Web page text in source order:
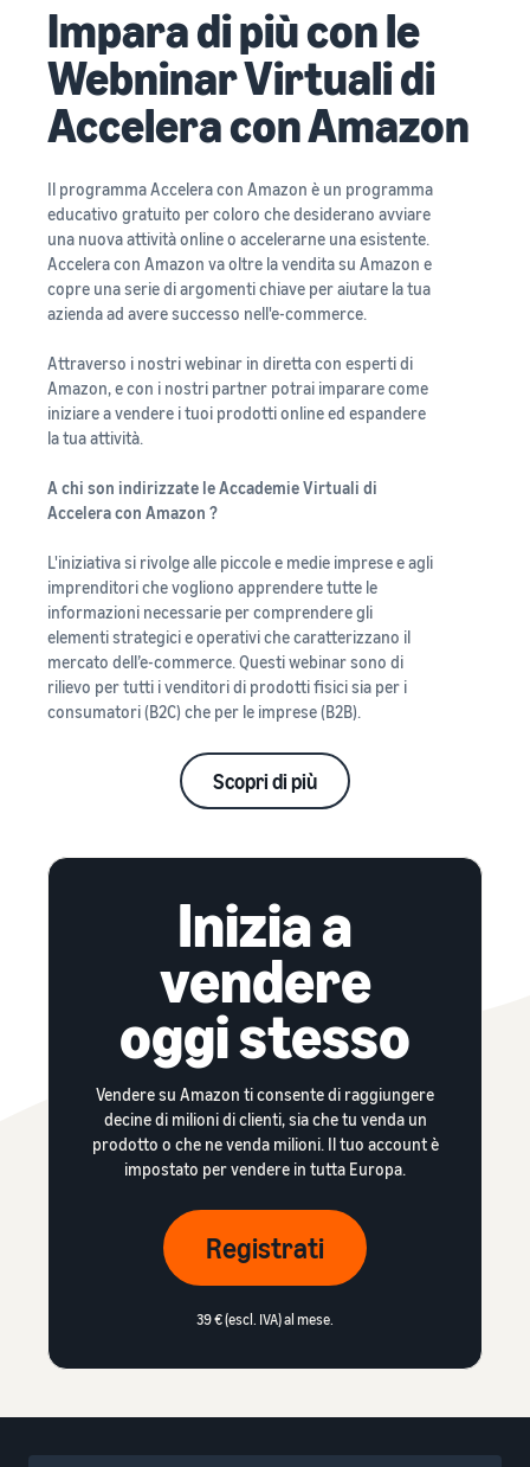
Impara di più con le
Webninar Virtuali di
Accelera con Amazon
Il programma Accelera con Amazon è un programma
educativo gratuito per coloro che desiderano avviare
una nuova attività online o accelerarne una esistente.
Accelera con Amazon va oltre la vendita su Amazon e
copre una serie di argomenti chiave per aiutare la tua
azienda ad avere successo nell'e-commerce.
Attraverso i nostri webinar in diretta con esperti di
Amazon, e con i nostri partner potrai imparare come
iniziare a vendere i tuoi prodotti online ed espandere
la tua attività.
A chi son indirizzate le Accademie Virtuali di
Accelera con Amazon ?
L'iniziativa si rivolge alle piccole e medie imprese e agli
imprenditori che vogliono apprendere tutte le
informazioni necessarie per comprendere gli
elementi strategici e operativi che caratterizzano il
mercato dell’e-commerce. Questi webinar sono di
rilievo per tutti i venditori di prodotti fisici sia per i
consumatori (B2C) che per le imprese (B2B).
Scopri di più
Inizia a
vendere
oggi stesso
Vendere su Amazon ti consente di raggiungere
decine di milioni di clienti, sia che tu venda un
prodotto o che ne venda milioni. Il tuo account è
impostato per vendere in tutta Europa.
Registrati
39 € (escl. IVA) al mese.